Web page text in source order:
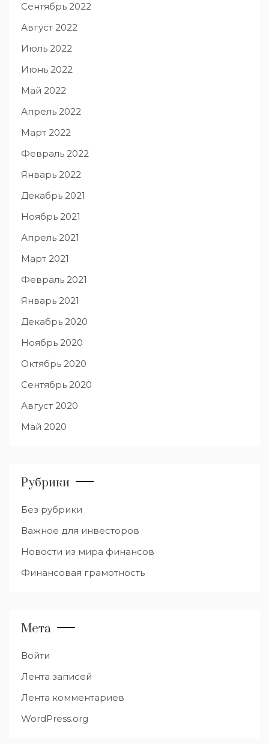
Сентябрь 2022
Август 2022
Июль 2022
Июнь 2022
Май 2022
Апрель 2022
Март 2022
Февраль 2022
Январь 2022
Декабрь 2021
Ноябрь 2021
Апрель 2021
Март 2021
Февраль 2021
Январь 2021
Декабрь 2020
Ноябрь 2020
Октябрь 2020
Сентябрь 2020
Август 2020
Май 2020
Рубрики
Без рубрики
Важное для инвесторов
Новости из мира финансов
Финансовая грамотность
Мета
Войти
Лента записей
Лента комментариев
WordPress.org